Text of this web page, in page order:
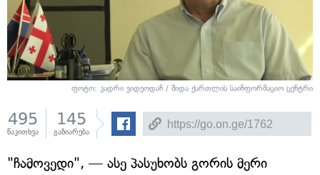
ფოტო: კადრი ვიდეოდან / შიდა ქართლის საინფორმაციო ცენტრი
495
წაკითხვა
145
გაზიარება
"ჩამოვედი", — ასე პასუხობს გორის მერი